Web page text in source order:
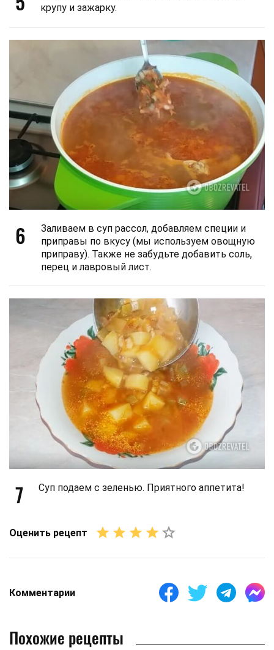
крупу и зажарку.
6
Заливаем в суп рассол, добавляем специи и
приправы по вкусу (мы используем овощную
приправу). Также не забудьте добавить соль,
перец и лавровый лист.
7 Суп подаем с зеленью. Приятного аппетита!
Оценить рецепт
Комментарии
Похожие рецепты